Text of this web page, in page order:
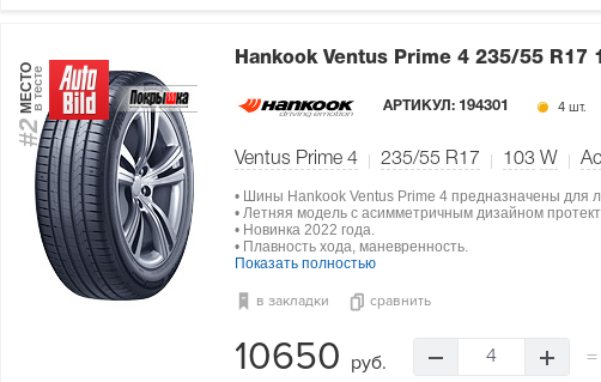
#2
МЕСТОв тесте
Hankook Ventus Prime 4 235/55 R17
АРТИКУЛ: 194301 4 шт.
Ventus Prime 4 235/55 R17 103 W
• Шины Hankook Ventus Prime 4 предназначены для
• Летняя модель с асимметричным дизайном
• Новинка 2022 года.
• Плавность хода, маневренность.
Показать полностью
в закладки сравнить
10650 руб. 4 =